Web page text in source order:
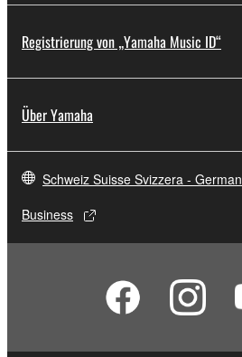
Registrierung von „Yamaha Music ID“
Über Yamaha
Schweiz Suisse Svizzera - German
Business